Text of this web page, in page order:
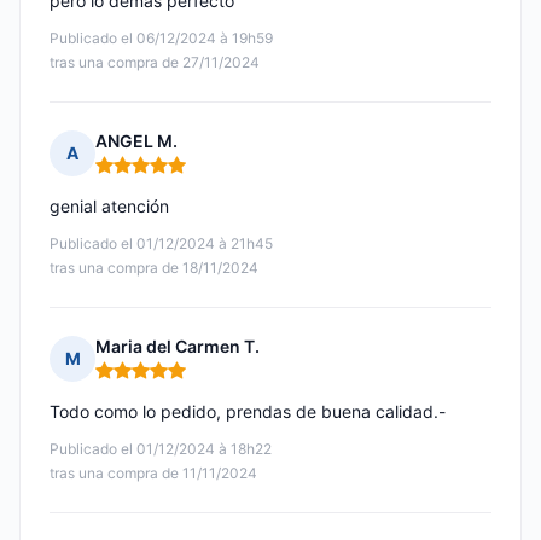
Publicado el 06/12/2024 à 19h59
tras una compra de 27/11/2024
A
ANGEL M.
Nota: 5 de 5
Publicado el 01/12/2024 à 21h45
tras una compra de 18/11/2024
genial atención
M
Maria del Carmen T.
Nota: 5 de 5
Publicado el 01/12/2024 à 18h22
tras una compra de 11/11/2024
Todo como lo pedido, prendas de buena calidad.-